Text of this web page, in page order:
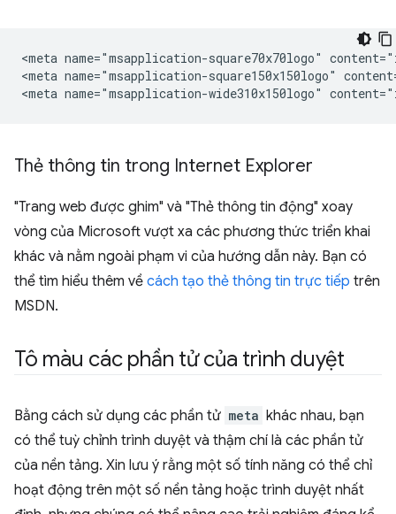
<meta name="msapplication-square70x70logo"
<meta name="msapplication-square150x150logo"
Thẻ thông tin trong Internet Explorer
"Trang web được ghim" và "Thẻ thông tin động" xoay
vòng của Microsoft vượt xa các phương thức triển khai
khác và nằm ngoài phạm vi của hướng dẫn này. Bạn có
thể tìm hiểu thêm về cách tạo thẻ thông tin trực tiếp trên
MSDN.
Tô màu các phần tử của trình duyệt
Bằng cách sử dụng các phần tử meta khác nhau, bạn
có thể tuỳ chỉnh trình duyệt và thậm chí là các phần tử
của nền tảng. Xin lưu ý rằng một số tính năng có thể chỉ
hoạt động trên một số nền tảng hoặc trình duyệt nhất